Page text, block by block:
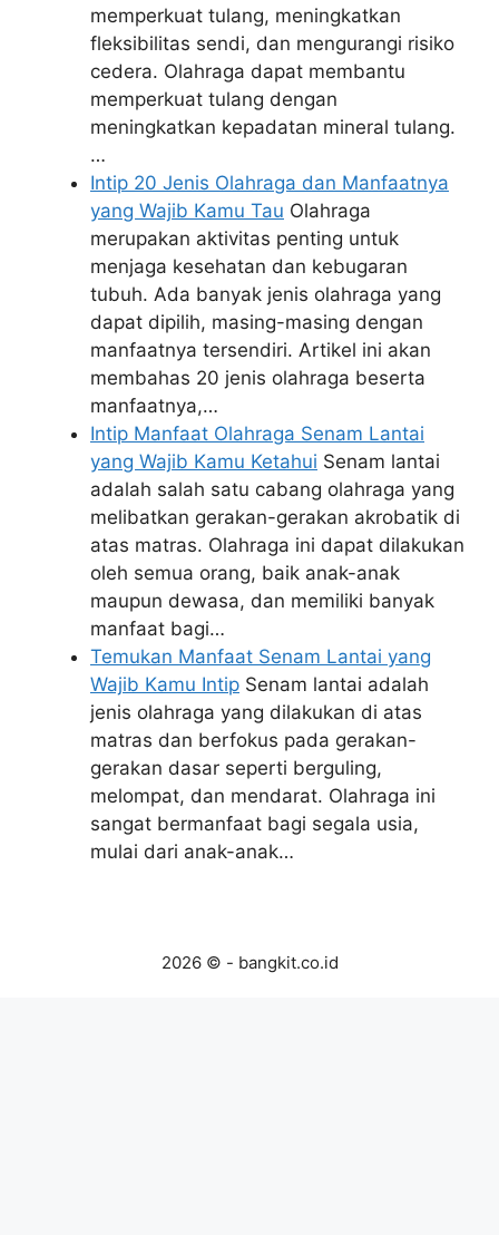
memperkuat tulang, meningkatkan
fleksibilitas sendi, dan mengurangi risiko
cedera. Olahraga dapat membantu
memperkuat tulang dengan
meningkatkan kepadatan mineral tulang.
…
Intip 20 Jenis Olahraga dan Manfaatnya
yang Wajib Kamu Tau Olahraga
merupakan aktivitas penting untuk
menjaga kesehatan dan kebugaran
tubuh. Ada banyak jenis olahraga yang
dapat dipilih, masing-masing dengan
manfaatnya tersendiri. Artikel ini akan
membahas 20 jenis olahraga beserta
manfaatnya,…
Intip Manfaat Olahraga Senam Lantai
yang Wajib Kamu Ketahui Senam lantai
adalah salah satu cabang olahraga yang
melibatkan gerakan-gerakan akrobatik di
atas matras. Olahraga ini dapat dilakukan
oleh semua orang, baik anak-anak
maupun dewasa, dan memiliki banyak
manfaat bagi…
Temukan Manfaat Senam Lantai yang
Wajib Kamu Intip Senam lantai adalah
jenis olahraga yang dilakukan di atas
matras dan berfokus pada gerakan-
gerakan dasar seperti berguling,
melompat, dan mendarat. Olahraga ini
sangat bermanfaat bagi segala usia,
mulai dari anak-anak…
2026 © - bangkit.co.id